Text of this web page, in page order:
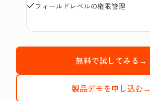
フィールドレベルの権限管理
無料で試してみる→
製品デモを申し込む→